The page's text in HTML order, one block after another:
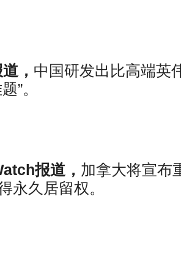
， 中国研发出比高端英
”。
报道， 加拿大将宣布
永久居留权。